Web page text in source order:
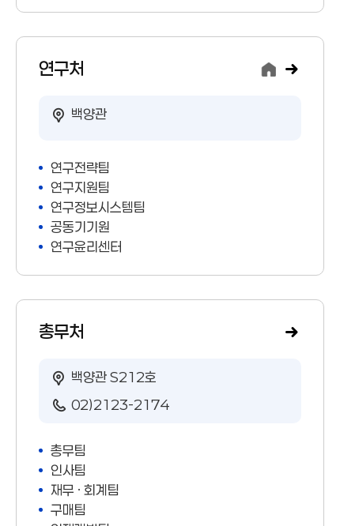
연구처
백양관
연구전략팀
연구지원팀
연구정보시스템팀
공동기기원
연구윤리센터
총무처
백양관 S212호
02)2123-2174
총무팀
인사팀
재무 · 회계팀
구매팀